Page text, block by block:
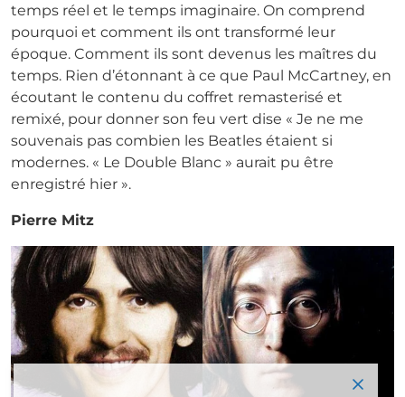
temps réel et le temps imaginaire. On comprend
pourquoi et comment ils ont transformé leur
époque. Comment ils sont devenus les maîtres du
temps. Rien d’étonnant à ce que Paul McCartney, en
écoutant le contenu du coffret remasterisé et
remixé, pour donner son feu vert dise « Je ne me
souvenais pas combien les Beatles étaient si
modernes. « Le Double Blanc » aurait pu être
enregistré hier ».
Pierre Mitz